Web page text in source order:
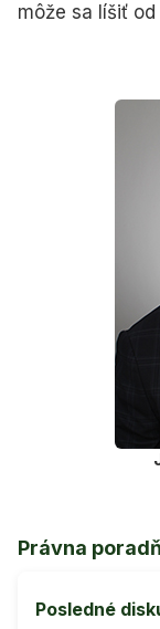
môže sa líšiť
Právna
Posledné